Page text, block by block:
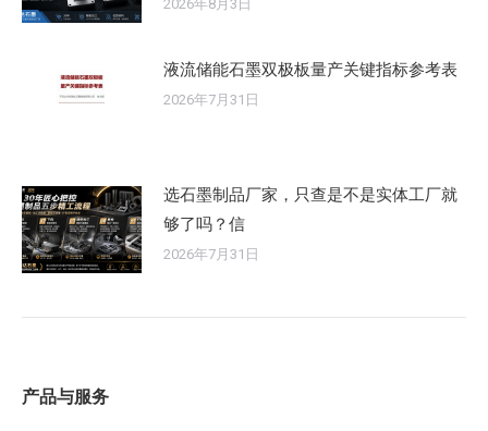
2026年8月3日
液流储能石墨双极板量产关键指标参考表
2026年7月31日
选石墨制品厂家，只查是不是实体工厂就
够了吗？信
2026年7月31日
产品与服务